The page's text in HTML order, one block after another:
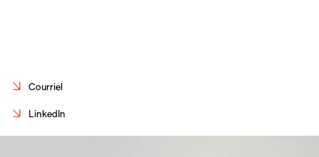
En Courriel
LinkedIn